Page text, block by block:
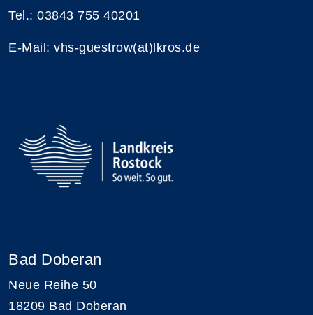
Tel.: 03843 755 40201
E-Mail: vhs-guestrow(at)lkros.de
Bad Doberan
Neue Reihe 50
18209 Bad Doberan